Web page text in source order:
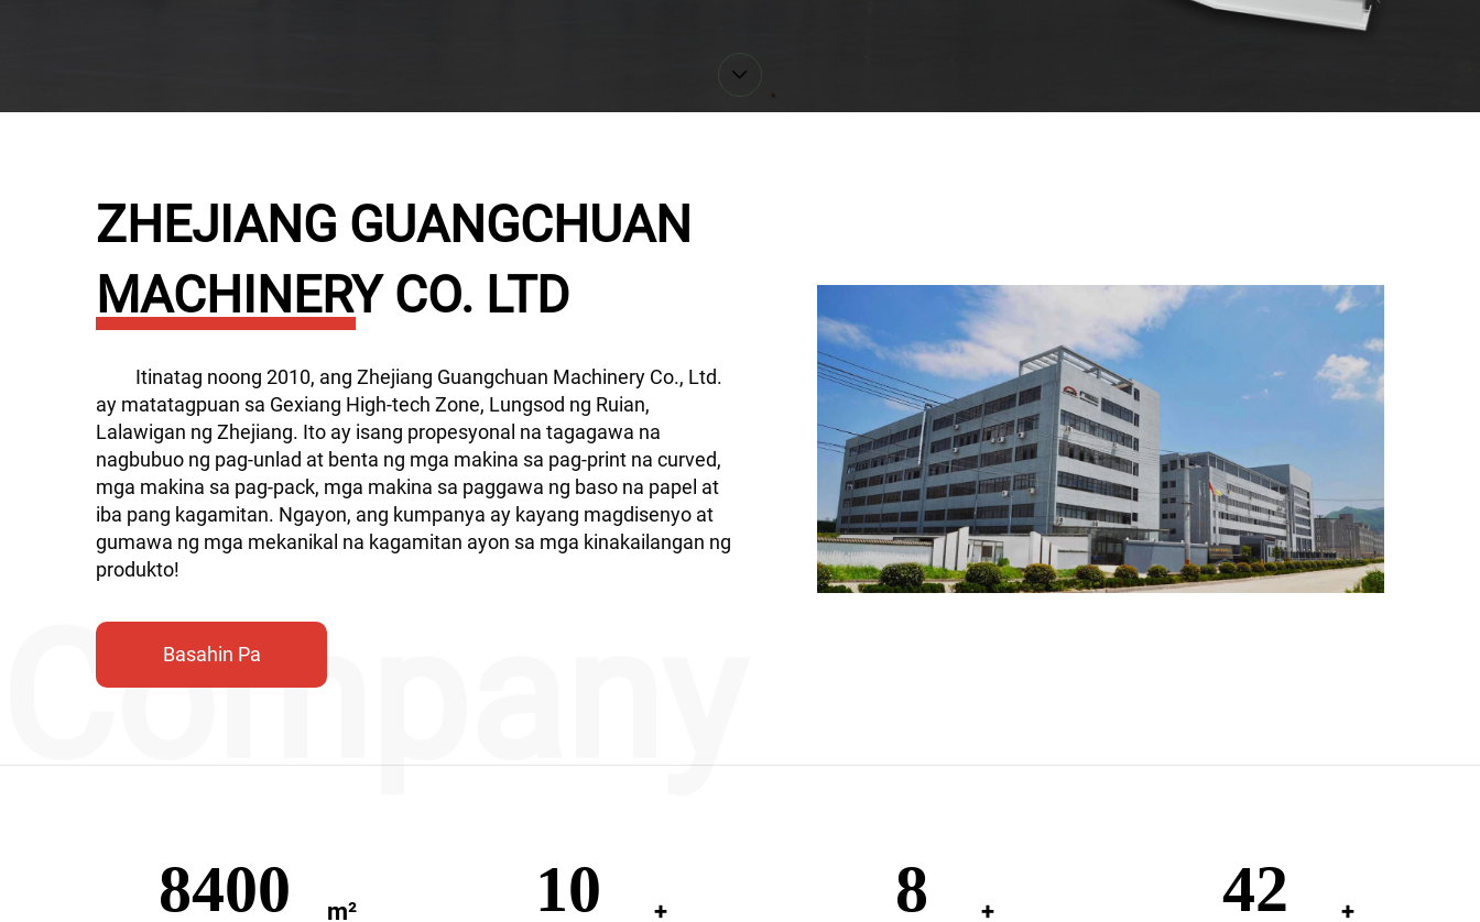
ZHEJIANG GUANGCHUAN
MACHINERY CO. LTD
Itinatag noong 2010, ang Zhejiang Guangchuan Machinery Co., Ltd.
ay matatagpuan sa Gexiang High-tech Zone, Lungsod ng Ruian,
Lalawigan ng Zhejiang. Ito ay isang propesyonal na tagagawa na
nagbubuo ng pag-unlad at benta ng mga makina sa pag-print na curved,
mga makina sa pag-pack, mga makina sa paggawa ng baso na papel at
iba pang kagamitan. Ngayon, ang kumpanya ay kayang magdisenyo at
gumawa ng mga mekanikal na kagamitan ayon sa mga kinakailangan ng
produkto!
Basahin Pa
12000 15 12 60